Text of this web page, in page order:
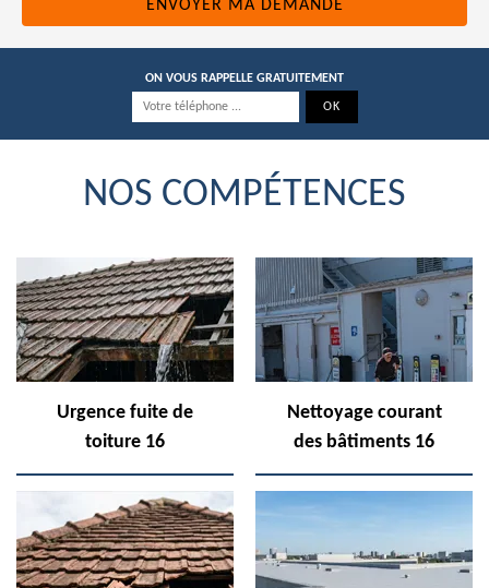
ON VOUS RAPPELLE GRATUITEMENT
NOS COMPÉTENCES
Urgence fuite de
toiture 16
Nettoyage courant
des bâtiments 16